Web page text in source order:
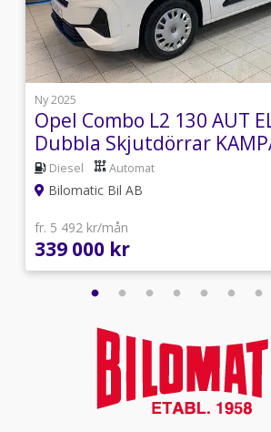
1
Ny 2025
Opel Combo L2 130 AUT
Dubbla Skjutdörrar
Diesel Automat
Bilomatic Bil AB
fr. 5 492 kr/mån
339 000 kr